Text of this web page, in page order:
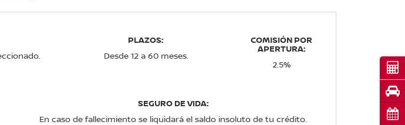
PLAZOS:
Desde 12 a 60 meses.
COMISIÓN POR
APERTURA:
2.5%
SEGURO DE VIDA:
En caso de fallecimiento se liquidará el saldo insoluto de tu crédito.